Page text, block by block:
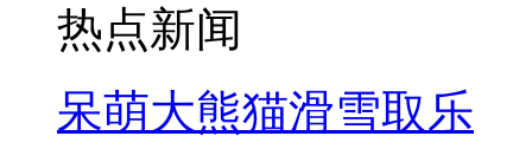
热点新闻
呆萌大熊猫滑雪取乐